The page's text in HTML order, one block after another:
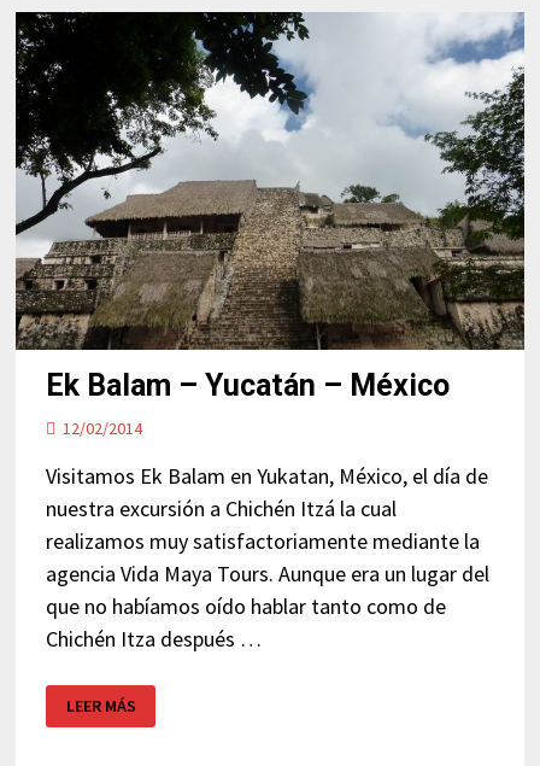
Ek Balam – Yucatán – México
12/02/2014
Visitamos Ek Balam en Yukatan, México, el día de
nuestra excursión a Chichén Itzá la cual
realizamos muy satisfactoriamente mediante la
agencia Vida Maya Tours. Aunque era un lugar del
que no habíamos oído hablar tanto como de
Chichén Itza después …
BALAM
–
LEER MÁS